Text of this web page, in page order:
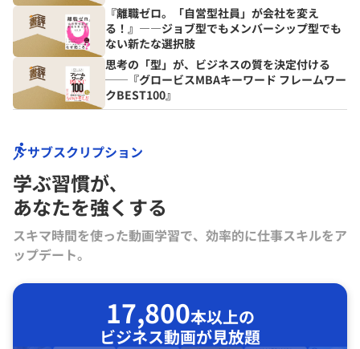
『離職ゼロ。「自営型社員」が会社を変え
る！』――ジョブ型でもメンバーシップ型でも
ない新たな選択肢
思考の「型」が、ビジネスの質を決定付ける
──『グロービスMBAキーワード フレームワー
クBEST100』
サブスクリプション
学ぶ習慣が､
あなたを強くする
スキマ時間を使った動画学習で、効率的に仕事スキルをア
ップデート。
17,800本以上の
ビジネス動画が見放題